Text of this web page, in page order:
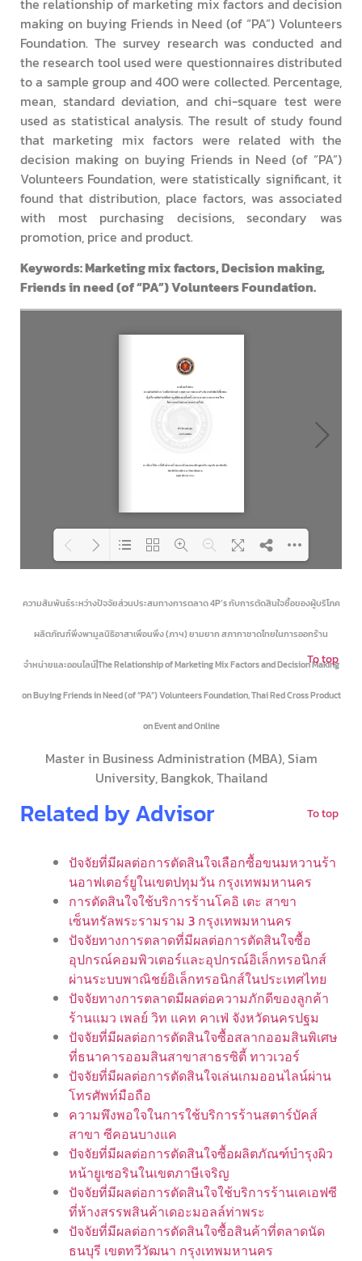
the relationship of marketing mix factors and decision
making on buying Friends in Need (of “PA”) Volunteers
Foundation. The survey research was conducted and
the research tool used were questionnaires distributed
to a sample group and 400 were collected. Percentage,
mean, standard deviation, and chi-square test were
used as statistical analysis. The result of study found
that marketing mix factors were related with the
decision making on buying Friends in Need (of “PA”)
Volunteers Foundation, were statistically significant, it
found that distribution, place factors, was associated
with most purchasing decisions, secondary was
promotion, price and product.
Keywords: Marketing mix factors, Decision making,
Friends in need (of “PA”) Volunteers Foundation.
ความสัมพันธ์ระหว่างปัจจัยส่วนประสมทางการตลาด 4P’s กับการตัดสินใจซื้อของผู้บริโภค
ผลิตภัณฑ์พึ่งพามูลนิธิอาสาเพื่อนพึ่ง (ภาฯ) ยามยาก สภากาชาดไทยในการออกร้าน
จำหน่ายและออนไลน์|The Relationship of Marketing Mix Factors and Decision Making
on Buying Friends in Need (of “PA”) Volunteers Foundation, Thai Red Cross Product
on Event and Online
To top
Master in Business Administration (MBA), Siam
University, Bangkok, Thailand
Related by Advisor To top
ปัจจัยที่มีผลต่อการตัดสินใจเลือกซื้อขนมหวานร้า
นอาฟเตอร์ยูในเขตปทุมวัน กรุงเทพมหานคร
การตัดสินใจใช้บริการร้านโคอิ เตะ สาขา
เซ็นทรัลพระรามราม 3 กรุงเทพมหานคร
ปัจจัยทางการตลาดที่มีผลต่อการตัดสินใจซื้อ
อุปกรณ์คอมพิวเตอร์และอุปกรณ์อิเล็กทรอนิกส์
ผ่านระบบพาณิชย์อิเล็กทรอนิกส์ในประเทศไทย
ปัจจัยทางการตลาดมีผลต่อความภักดีของลูกค้า
ร้านแมว เพลย์ วิท แคท คาเฟ่ จังหวัดนครปฐม
ปัจจัยที่มีผลต่อการตัดสินใจซื้อสลากออมสินพิเศษ
ที่ธนาคารออมสินสาขาสาธรซิตี้ ทาวเวอร์
ปัจจัยที่มีผลต่อการตัดสินใจเล่นเกมออนไลน์ผ่าน
โทรศัพท์มือถือ
ความพึงพอใจในการใช้บริการร้านสตาร์บัคส์
สาขา ซีคอนบางแค
ปัจจัยที่มีผลต่อการตัดสินใจซื้อผลิตภัณฑ์บำรุงผิว
หน้ายูเซอรินในเขตภาษีเจริญ
ปัจจัยที่มีผลต่อการตัดสินใจใช้บริการร้านเคเอฟซี
ที่ห้างสรรพสินค้าเดอะมอลล์ท่าพระ
ปัจจัยที่มีผลต่อการตัดสินใจซื้อสินค้าที่ตลาดนัด
ธนบุรี เขตทวีวัฒนา กรุงเทพมหานคร